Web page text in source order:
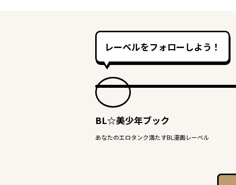
レーベルをフォローしよう！
BL☆美少年ブック
あなたのエロタンク満たすBL漫画レーベル